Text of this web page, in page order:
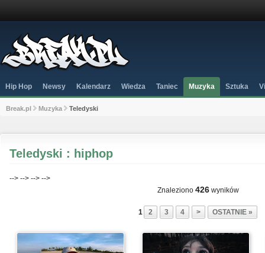
Hip Hop Newsy Kalendarz Wiedza Taniec Muzyka Sztuka
Break.pl Muzyka Teledyski
Teledyski : hiphop
--> --> --> -->
Znaleziono 426 wyników
1 2 3 4 > OSTATNIE »